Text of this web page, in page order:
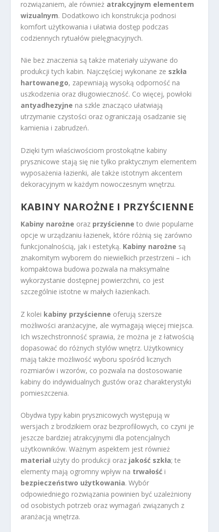
rozwiązaniem, ale również atrakcyjnym elementem
wizualnym. Dodatkowo ich konstrukcja podnosi
komfort użytkowania i ułatwia dostęp podczas
codziennych rytuałów pielęgnacyjnych.
Nie bez znaczenia są także materiały używane do
produkcji tych kabin. Najczęściej wykonane ze szkła
hartowanego, zapewniają wysoką odporność na
uszkodzenia oraz długowieczność. Co więcej, powłoki
antyadhezyjne na szkle znacząco ułatwiają
utrzymanie czystości oraz ograniczają osadzanie się
kamienia i zabrudzeń.
Dzięki tym właściwościom prostokątne kabiny
prysznicowe stają się nie tylko praktycznym elementem
wyposażenia łazienki, ale także istotnym akcentem
dekoracyjnym w każdym nowoczesnym wnętrzu.
KABINY NAROŻNE I PRZYŚCIENNE
Kabiny narożne oraz przyścienne to dwie popularne
opcje w urządzaniu łazienek, które różnią się zarówno
funkcjonalnością, jak i estetyką. Kabiny narożne są
znakomitym wyborem do niewielkich przestrzeni – ich
kompaktowa budowa pozwala na maksymalne
wykorzystanie dostępnej powierzchni, co jest
szczególnie istotne w małych łazienkach.
Z kolei kabiny przyścienne oferują szersze
możliwości aranżacyjne, ale wymagają więcej miejsca.
Ich wszechstronność sprawia, że można je z łatwością
dopasować do różnych stylów wnętrz. Użytkownicy
mają także możliwość wyboru spośród licznych
rozmiarów i wzorów, co pozwala na dostosowanie
kabiny do indywidualnych gustów oraz charakterystyki
pomieszczenia.
Obydwa typy kabin prysznicowych występują w
wersjach z brodzikiem oraz bezprofilowych, co czyni je
jeszcze bardziej atrakcyjnymi dla potencjalnych
użytkowników. Ważnym aspektem jest również
materiałużyty do produkcji oraz jakość szkła; te
elementy mają ogromny wpływ na trwałość i
bezpieczeństwo użytkowania. Wybór
odpowiedniego rozwiązania powinien być uzależniony
od osobistych potrzeb oraz wymagań związanych z
aranżacją wnętrza.